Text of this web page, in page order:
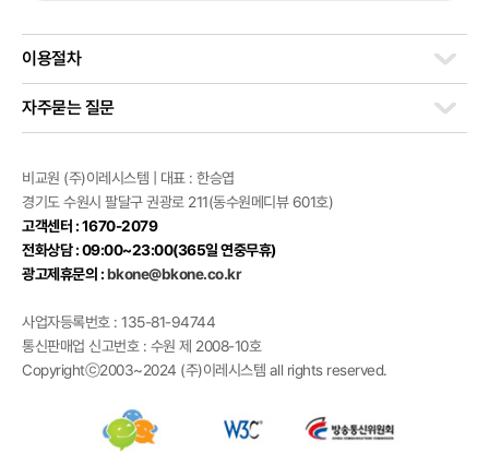
이용절차
자주묻는 질문
비교원 (주)이레시스템 | 대표 : 한승엽
경기도 수원시 팔달구 권광로 211(동수원메디뷰 601호)
고객센터 : 1670-2079
전화상담 : 09:00~23:00(365일 연중무휴)
광고제휴문의 :bkone@bkone.co.kr
사업자등록번호 : 135-81-94744
통신판매업 신고번호 : 수원 제 2008-10호
Copyrightⓒ2003~2024 (주)이레시스템 all rights reserved.